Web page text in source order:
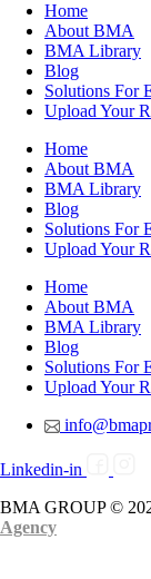
Home
About BMA
BMA Library
Blog
Solutions For
Upload Your
Home
About BMA
BMA Library
Blog
Solutions For
Upload Your
Home
About BMA
BMA Library
Blog
Solutions For
Upload Your
Linkedin-in
BMA GROUP ©
Agency